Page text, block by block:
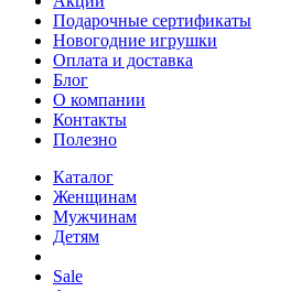
Подарочные сертификаты
Новогодние игрушки
Оплата и доставка
Блог
О компании
Контакты
Полезно
Каталог
Женщинам
Мужчинам
Детям
Sale